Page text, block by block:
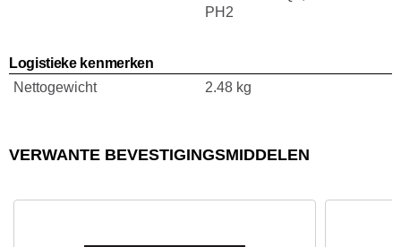
PH2
Logistieke kenmerken
Nettogewicht
2.48 kg
VERWANTE BEVESTIGINGSMIDDELEN